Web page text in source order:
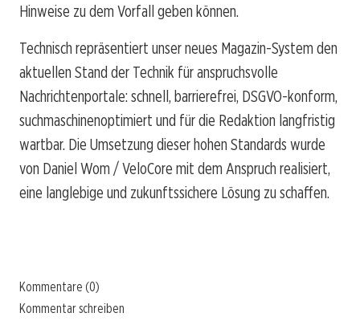
Hinweise zu dem Vorfall geben können.
Technisch repräsentiert unser neues Magazin-System den
aktuellen Stand der Technik für anspruchsvolle
Nachrichtenportale: schnell, barrierefrei, DSGVO-konform,
suchmaschinenoptimiert und für die Redaktion langfristig
wartbar. Die Umsetzung dieser hohen Standards wurde
von Daniel Wom / VeloCore mit dem Anspruch realisiert,
eine langlebige und zukunftssichere Lösung zu schaffen.
Kommentare (0)
Kommentar schreiben